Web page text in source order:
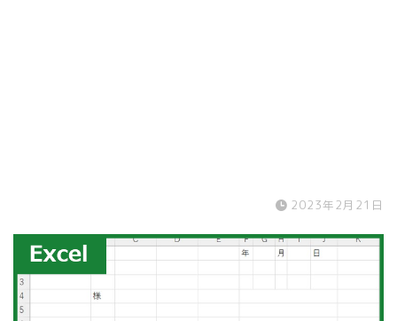
2023年2月21日